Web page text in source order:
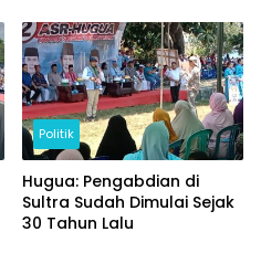
dipadati Ribuan
Masyarakat
Politik
Hugua: Pengabdian di
Sultra Sudah Dimulai Sejak
30 Tahun Lalu